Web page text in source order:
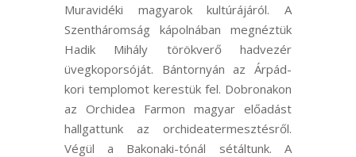
Muravidéki magyarok kultúrájáról. A
Szentháromság kápolnában megnéztük
Hadik Mihály törökverő hadvezér
üvegkoporsóját. Bántornyán az Árpád-
kori templomot kerestük fel. Dobronakon
az Orchidea Farmon magyar előadást
hallgattunk az orchideatermesztésről.
Végül a Bakonaki-tónál sétáltunk. A